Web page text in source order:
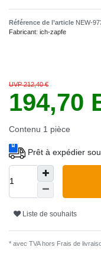
Référence de l’article NEW-
Fabricant: ich-zapfe
UVP 212,40 €
194,70
Contenu 1 pièce
Prêt à expédier
Liste de souhaits
* avec TVA hors Frais de